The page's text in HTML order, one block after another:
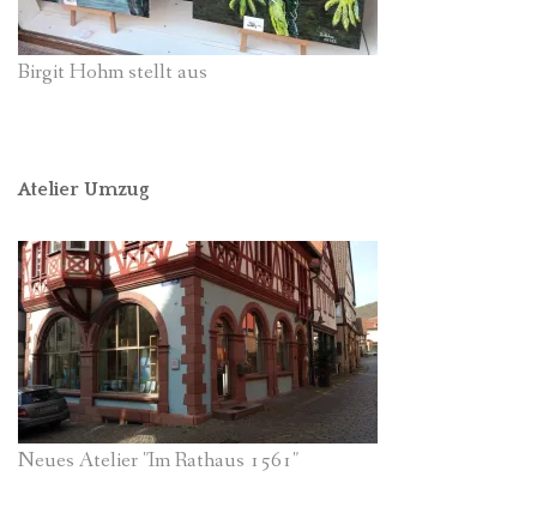
Birgit Hohm stellt aus
Atelier Umzug
Neues Atelier "Im Rathaus 1561"